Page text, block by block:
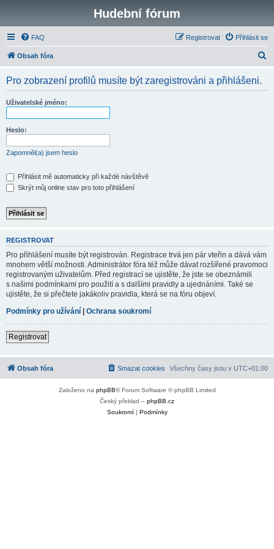
Hudební fórum
FAQ Přihlásit se
Registrovat
Obsah fóra
Pro zobrazení profilů musíte být zaregistrováni a přihlášeni.
Uživatelské jméno:
Heslo:
Zapomněl(a) jsem heslo
Přihlásit mě automaticky při každé návštěvě
Skrýt můj online stav pro toto přihlášení
REGISTROVAT
Pro přihlášení musíte být registrován. Registrace trvá jen pár vteřin a dává vám
mnohem větší možnosti. Administrátor fóra též může dávat rozšířené pravomoci
registrovaným uživatelům. Před registrací se ujistěte, že jste se obeznámili
s našimi podmínkami pro použití a s dalšími pravidly a ujednáními. Také se
ujistěte, že si přečtete jakákoliv pravidla, která se na fóru objeví.
Podmínky pro užívání | Ochrana soukromí
Registrovat
Obsah fóra Všechny časy jsou v UTC+01:00
Smazat cookies
Založeno na phpBB® Forum Software © phpBB Limited
Český překlad – phpBB.cz
Soukromí| Podmínky